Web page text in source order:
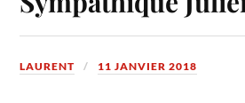
LAURENT 11 JANVIER 2018